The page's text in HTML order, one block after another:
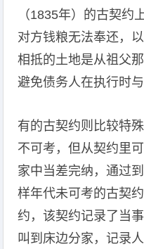
（1835年）的古契约
对方钱粮无法奉还，
相抵的土地是从祖父
避免债务人在执行时与
有的古契约则比较特
不可考，但从契约里
家中当差完纳，通过
样年代未可考的古契
约，该契约记录了当
叫到床边分家，记录